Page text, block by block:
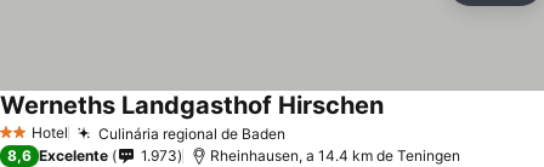
2 Estrelas
Hotel Culinária regional de Baden
Werneths Landgasthof HirschenVer preços
8,6 Excelente 1.973 Rheinhausen, a 14.4 km de Teningen